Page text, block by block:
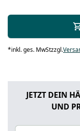
*inkl. ges. MwStzzgl.
JETZT DEIN
UND